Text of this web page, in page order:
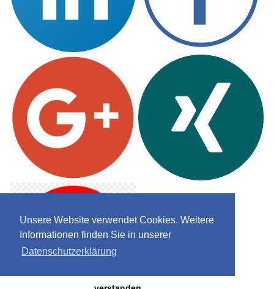
Unsere Website verwendet Cookies. Weitere
Informationen finden Sie in unserer
Datenschutzerklärung